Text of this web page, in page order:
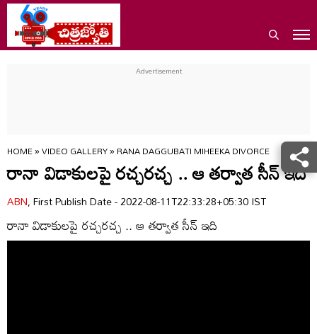
HOME»VIDEO GALLERY»RANA DAGGUBATI MIHEEKA DIVORCE
రానా విడాకులపై రచ్చరచ్చ .. ఆ తర్వాత సీన్ ఇది
ABN, First Publish Date - 2022-08-11T22:33:28+05:30 IST
రానా విడాకులపై రచ్చరచ్చ .. ఆ తర్వాత సీన్ ఇది